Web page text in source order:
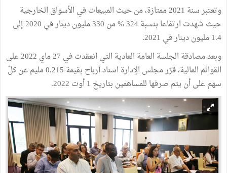
وتعتبر سنة 2021 ممتازة، من حيث المبيعات في الأسواق الخارجية
حيث شهدت ارتفاعا بنسبة 324 % من 330 مليون دينار في 2020 إلى
1.4 مليون دينار في 2021.
وبعد مصادقة الجلسة العامة العادية التي انعقدت في 27 ماي 2022 على
القوائم المالية، قرّر مجلس الإدارة اسناد أرباح بقيمة 0.215 مليم عن كلّ
سهم على أن يتم صرفها للمساهمين بتاريخ 1 أوت 2022.